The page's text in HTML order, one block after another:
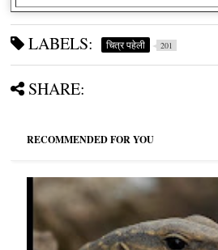
LABELS: चित्र पहेली 201
SHARE:
RECOMMENDED FOR YOU